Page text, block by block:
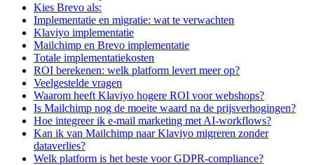
Kies Brevo als:
Implementatie en migratie: wat te verwachten
Klaviyo implementatie
Mailchimp en Brevo implementatie
Totale implementatiekosten
ROI berekenen: welk platform levert meer op?
Veelgestelde vragen
Waarom heeft Klaviyo hogere ROI voor webshops?
Is Mailchimp nog de moeite waard na de prijsverhogingen?
Hoe integreer ik e-mail marketing met AI-workflows?
Kan ik van Mailchimp naar Klaviyo migreren zonder
dataverlies?
Welk platform is het beste voor GDPR-compliance?